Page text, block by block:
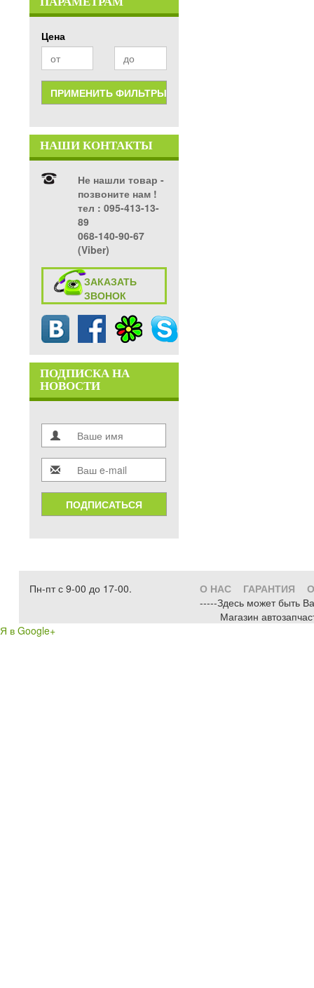
Цена
НАШИ КОНТАКТЫ
Не нашли товар -
позвоните нам !
тел ‎: 095-413-13-
89
068-140-90-67
(Viber)
ЗАКАЗАТЬ
ЗВОНОК
ПОДПИСКА НА
НОВОСТИ
ПОДПИСАТЬСЯ
Пн-пт с 9-00 до 17-00. О НАС ГАРАНТИЯ
-----Здесь может быть
Магазин
Я в Google+